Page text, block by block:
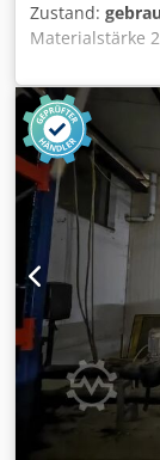
Zustand:
Materialstärke
Schleicher,
Banddicke: 2 -
Leistung: 3,1
Typ H-3 Max.
Spannung: 220/
Steuerung